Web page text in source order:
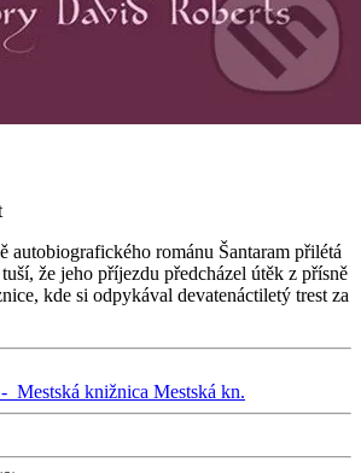
autobiografického románu Šantaram přilétá
že jeho příjezdu předcházel útěk z přísně
kde si odpykával devatenáctiletý trest za
Mestská knižnica Mestská kn.